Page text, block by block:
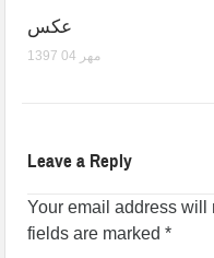
عکس
1397 مهر 04
Leave a Reply
Your email address will
fields are marked*